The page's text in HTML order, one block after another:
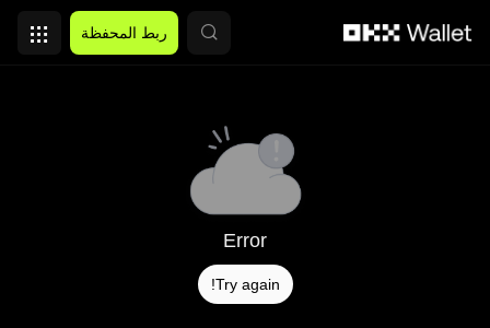
ربط المحفظة
Error
Try again!